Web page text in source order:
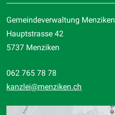
Gemeindeverwaltung Menziken
Hauptstrasse 42
5737 Menziken
062 765 78 78
kanzlei@menziken.ch